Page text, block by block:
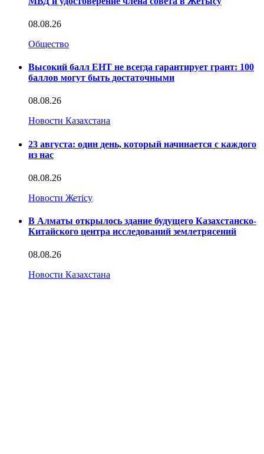
08.08.26
Общество
Высокий балл ЕНТ не всегда гарантирует грант: 100
баллов могут быть достаточными
08.08.26
Новости Казахстана
23 августа: один день, который начинается с каждого
из нас
08.08.26
Новости Жетісу
В Алматы открылось здание будущего Казахстанско-
Китайского центра исследований землетрясений
08.08.26
Новости Казахстана